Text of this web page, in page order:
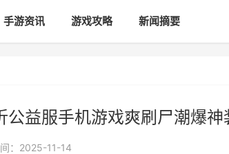
手游资讯 游戏攻略 新闻摘要
公益服手机游戏爽刷尸潮爆神
：2025-11-14